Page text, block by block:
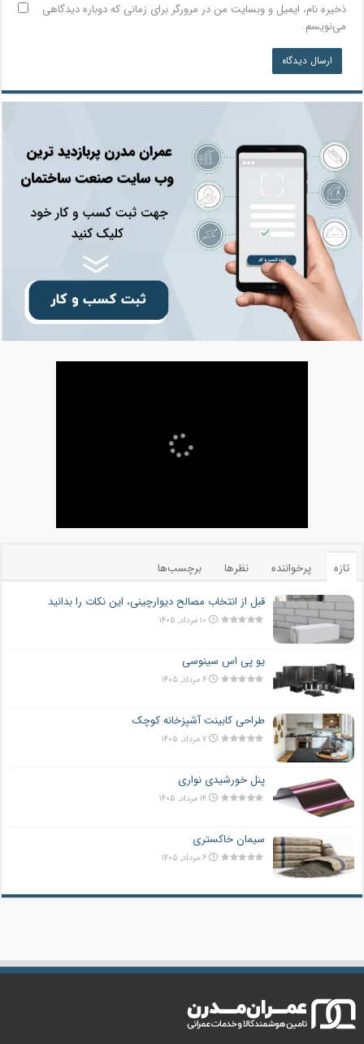
ذخیره نام، ایمیل و وبسایت من در مرورگر برای زمانی که دوباره دیدگاهی
می‌نویسم.
تازه پرخواننده نظرها
برچسب‌ها
قبل از انتخاب مصالح دیوارچینی، این نکات را بدانید
۱۰ مرداد, ۱۴۰۵
یو پی اس سینوسی
۶ مرداد, ۱۴۰۵
طراحی کابینت آشپزخانه کوچک
۷ مرداد, ۱۴۰۵
پنل خورشیدی نواری
۱۴ مرداد, ۱۴۰۵
سیمان خاکستری
۶ مرداد, ۱۴۰۵